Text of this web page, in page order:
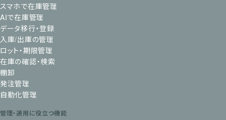
スマホで在庫管理
AIで在庫管理
データ移行・登録
入庫/出庫の管理
ロット・期限管理
在庫の確認・検索
棚卸
発注管理
自動化管理
管理・運用に役立つ機能